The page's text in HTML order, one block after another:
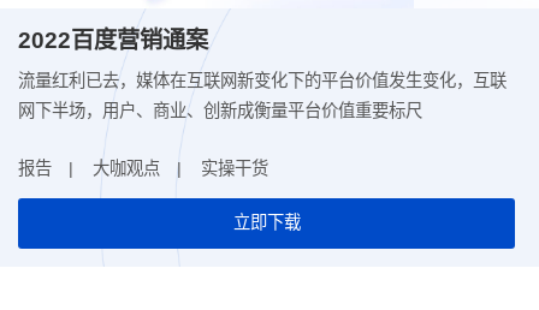
2022百度营销通案
流量红利已去，媒体在互联网新变化下的平台价值发生变化，互联
网下半场，用户、商业、创新成衡量平台价值重要标尺
报告 大咖观点 实操干货
立即下载